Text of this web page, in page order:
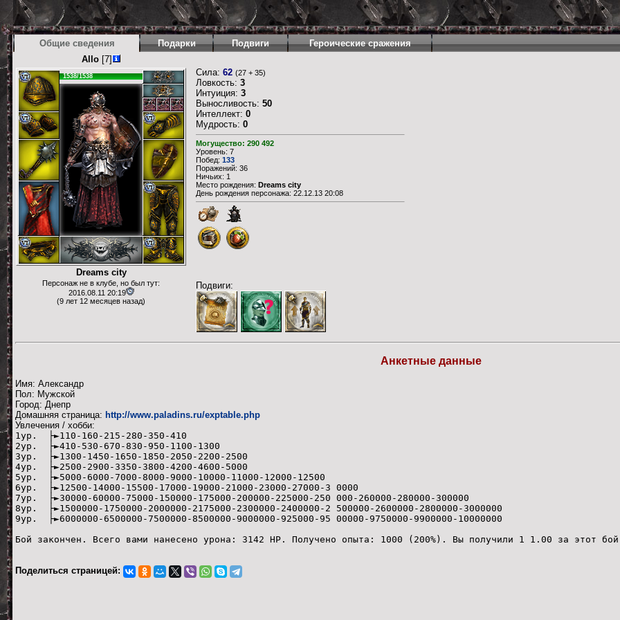
Общие сведения Подарки Подвиги
Героические сражения
Allo [7]
1538/1538
Dreams city
Персонаж не в клубе, но был тут:
2016.08.11 20:19
(9 лет 12 месяцев назад)
Сила: 62 (27 + 35)
Ловкость: 3
Интуиция: 3
Выносливость: 50
Интеллект: 0
Мудрость: 0
Могущество: 290 492
Уровень: 7
Побед: 133
Поражений: 36
Ничьих: 1
Место рождения: Dreams city
День рождения персонажа: 22.12.13 20:08
Подвиги:
Анкетные данные
Имя: Александр
Пол: Мужской
Город: Днепр
Домашняя страница: http://www.paladins.ru/exptable.php
Увлечения / хобби:
1ур. ├►110-160-215-280-350-410
2ур. ├►410-530-670-830-950-1100-1300
3ур. ├►1300-1450-1650-1850-2050-2200-2500
4ур. ├►2500-2900-3350-3800-4200-4600-5000
5ур. ├►5000-6000-7000-8000-9000-10000-11000-12000-12500
6ур. ├►12500-14000-15500-17000-19000-21000-23000-27000-3 0000
7ур. ├►30000-60000-75000-150000-175000-200000-225000-250 000-260000-280000-300000
8ур. ├►1500000-1750000-2000000-2175000-2300000-2400000-2 500000-2600000-2800000-3000000
9ур. ├►6000000-6500000-7500000-8500000-9000000-925000-95 00000-9750000-9900000-10000000
Бой закончен. Всего вами нанесено урона: 3142 HP. Получено опыта: 1000 (200%). Вы получили 1 1.00 за этот
Поделиться страницей: